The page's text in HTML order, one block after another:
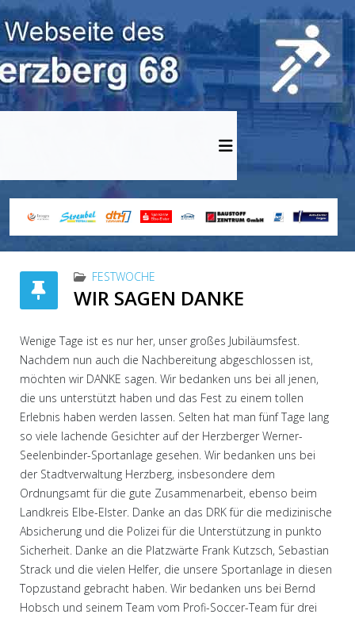
FESTWOCHE
WIR SAGEN DANKE
Wenige Tage ist es nur her, unser großes Jubiläumsfest.
Nachdem nun auch die Nachbereitung abgeschlossen ist,
möchten wir DANKE sagen. Wir bedanken uns bei all jenen,
die uns unterstützt haben und das Fest zu einem tollen
Erlebnis haben werden lassen. Selten hat man fünf Tage lang
so viele lachende Gesichter auf der Herzberger Werner-
Seelenbinder-Sportanlage gesehen. Wir bedanken uns bei
der Stadtverwaltung Herzberg, insbesondere dem
Ordnungsamt für die gute Zusammenarbeit, ebenso beim
Landkreis Elbe-Elster. Danke an das DRK für die medizinische
Absicherung und die Polizei für die Unterstützung in punkto
Sicherheit. Danke an die Platzwärte Frank Kutzsch, Sebastian
Strack und die vielen Helfer, die unsere Sportanlage in diesen
Topzustand gebracht haben. Wir bedanken uns bei Bernd
Hobsch und seinem Team vom Profi-Soccer-Team für drei